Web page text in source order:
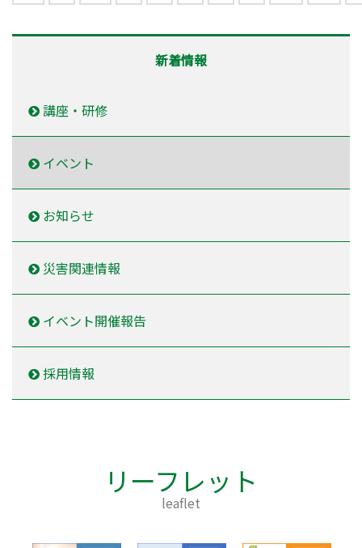
新着情報
講座・研修
イベント
お知らせ
災害関連情報
イベント開催報告
採用情報
リーフレット
leaflet